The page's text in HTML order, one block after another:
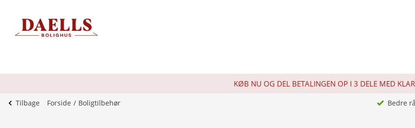
KØB NU OG DEL BETALINGEN OP I 3 DELE MED
Tilbage Forside Boligtilbehør Bedre